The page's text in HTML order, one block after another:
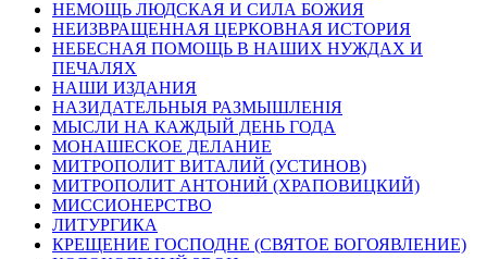
НЕМОЩЬ ЛЮДСКАЯ И СИЛА БОЖИЯ
НЕИЗВРАЩЕННАЯ ЦЕРКОВНАЯ ИСТОРИЯ
НЕБЕСНАЯ ПОМОЩЬ В НАШИХ НУЖДАХ И
ПЕЧАЛЯХ
НАШИ ИЗДАНИЯ
НАЗИДАТЕЛЬНЫЯ РАЗМЫШЛЕНІЯ
МЫСЛИ НА КАЖДЫЙ ДЕНЬ ГОДА
МОНАШЕСКОЕ ДЕЛАНИЕ
МИТРОПОЛИТ ВИТАЛИЙ (УСТИНОВ)
МИТРОПОЛИТ АНТОНИЙ (ХРАПОВИЦКИЙ)
МИССИОНЕРСТВО
ЛИТУРГИКА
КРЕЩЕНИЕ ГОСПОДНЕ (СВЯТОЕ БОГОЯВЛЕНИЕ)